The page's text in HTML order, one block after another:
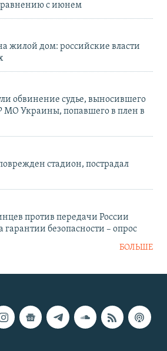
с июнем
жилой дом: российские власти
обвинение судье, выносившего
МО Украины, попавшего в плен в
стадион, пострадал
против передачи России
гарантии безопасности – опрос
БОЛЬШЕ